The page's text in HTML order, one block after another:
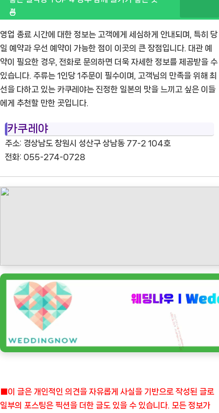
🍜
영업 종료 시간에 대한 정보는 고객에게 세심하게 안내되며, 특히 당
일 예약과 우선 예약이 가능한 점이 이곳의 큰 장점입니다. 대관 예
약이 필요한 경우, 전화로 문의하면 더욱 자세한 정보를 제공받을 수
있습니다. 주류는 1인당 1주문이 필수이며, 고객님의 만족을 위해 최
선을 다하고 있는 카쿠레야는 진정한 일본의 맛을 느끼고 싶은 이들
에게 추천할 만한 곳입니다.
카쿠레야
주소: 경상남도 창원시 성산구 상남동 77-2 104호
전화: 055-274-0728
■이 글은 개인적인 의견을 자유롭게 사실을 기반으로 작성된 글로
일부의 포스팅은 픽션을 더한 글도 있을 수 있습니다. 모든 정보가